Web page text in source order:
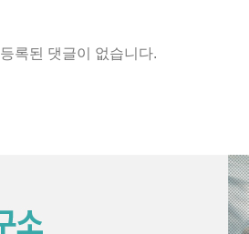
등록된 댓글이 없습니다.